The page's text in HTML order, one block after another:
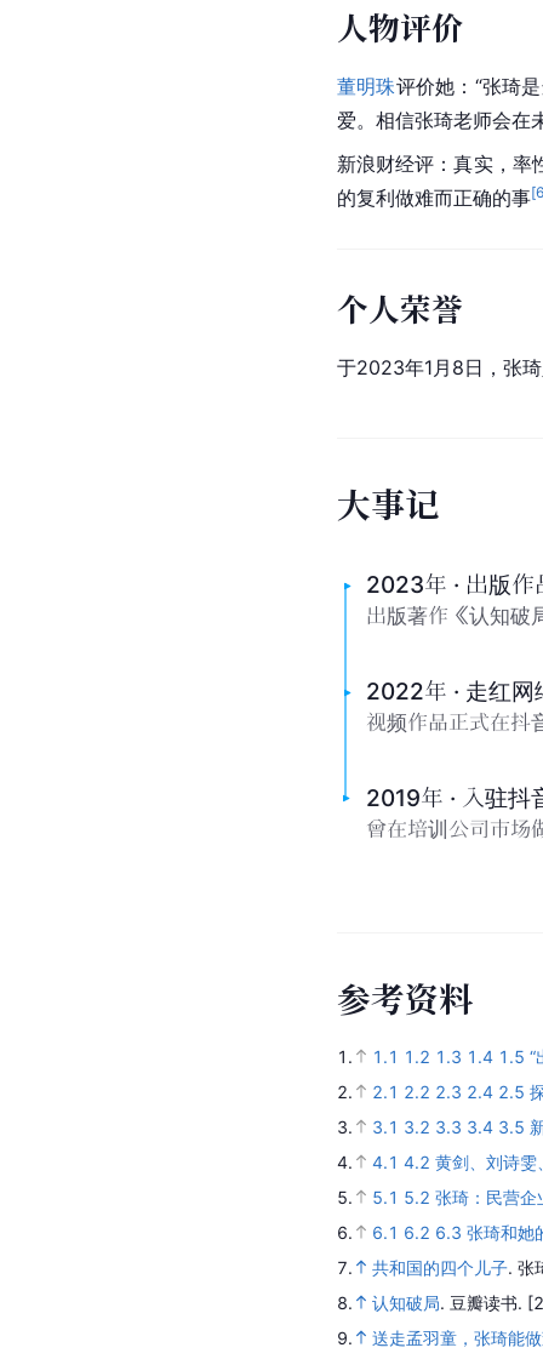
人物评价
董明珠评价她：“张琦
爱。相信张琦老师会在
新浪财经评：真实，率
的复利做难而正确的事[
个人荣誉
于2023年1月8日，张
大事记
2023年 · 出版作
出版著作《认知破
2022年 · 走红网
视频作品正式在抖
2019年 · 入驻抖
曾在培训公司市场
参考资料
1. 1.1 1.2 1.3 1.4 1.5 “
2.
2.1 2.2 2.3 2.4 2.5
3.
3.1 3.2 3.3 3.4 3.5
4.
4.1 4.2 黄剑、刘诗雯
5.
5.1 5.2 张琦：民营企
6.
6.1 6.2 6.3 张琦和她
7.
共和国的四个儿子. 张
8.
认知破局. 豆瓣读书.
9.
送走孟羽童，张琦能